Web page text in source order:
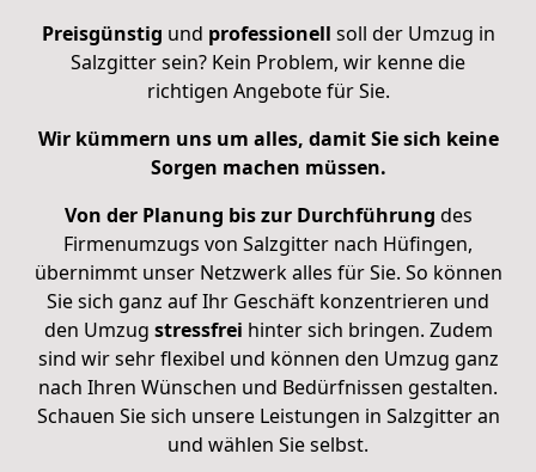
Preisgünstig und professionell soll der Umzug in
Salzgitter sein? Kein Problem, wir kenne die
richtigen Angebote für Sie.
Wir kümmern uns um alles, damit Sie sich keine
Sorgen machen müssen.
Von der Planung bis zur Durchführung des
Firmenumzugs von Salzgitter nach Hüfingen,
übernimmt unser Netzwerk alles für Sie. So können
Sie sich ganz auf Ihr Geschäft konzentrieren und
den Umzug stressfrei hinter sich bringen. Zudem
sind wir sehr flexibel und können den Umzug ganz
nach Ihren Wünschen und Bedürfnissen gestalten.
Schauen Sie sich unsere Leistungen in Salzgitter an
und wählen Sie selbst.